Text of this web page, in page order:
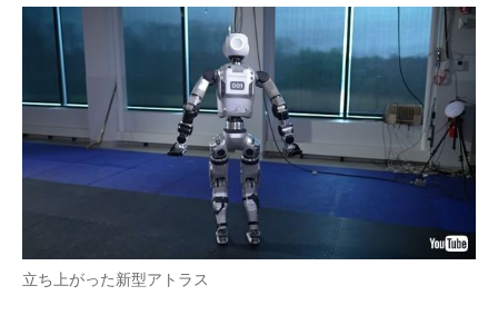
立ち上がった新型アトラス